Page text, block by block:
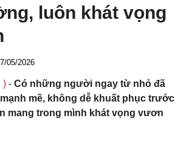
luôn khát vọng
05/2026
) - Có những người ngay từ nhỏ đã
mẽ, không dễ khuất phục trước
mang trong mình khát vọng vươn